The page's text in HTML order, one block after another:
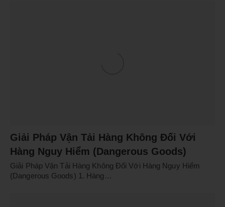
Giải Pháp Vận Tải Hàng Không Đối Với
Hàng Nguy Hiểm (Dangerous Goods)
Giải Pháp Vận Tải Hàng Không Đối Với Hàng Nguy Hiểm
(Dangerous Goods) 1. Hàng…